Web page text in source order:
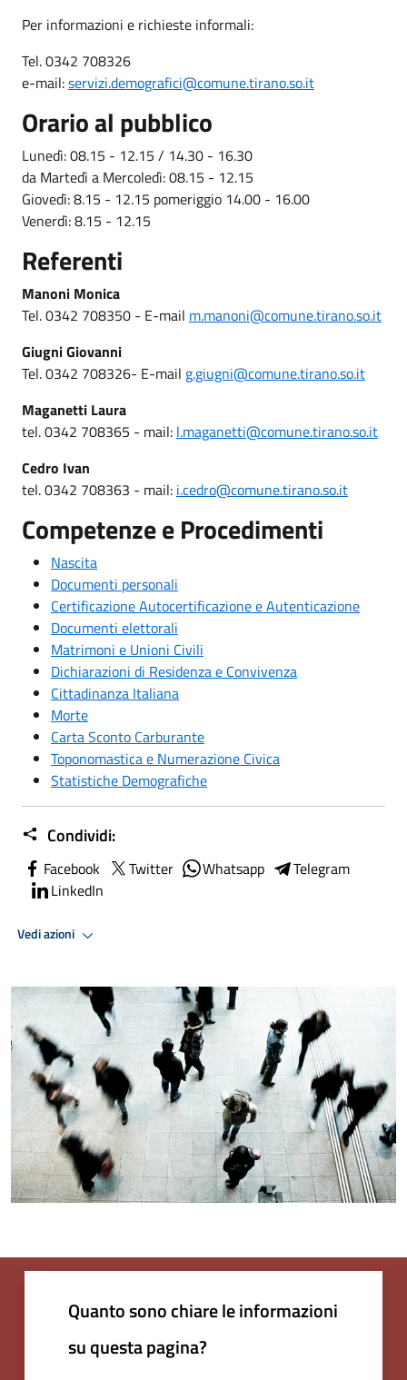
Per informazioni e richieste informali:
Tel. 0342 708326
e-mail:servizi.demografici@comune.tirano.so.it
Orario al pubblico
Lunedì: 08.15 - 12.15 / 14.30 - 16.30
da Martedì a Mercoledì: 08.15 - 12.15
Giovedì: 8.15 - 12.15 pomeriggio 14.00 - 16.00
Venerdì: 8.15 - 12.15
Referenti
Manoni Monica
Tel. 0342 708350 - E-mail m.manoni@comune.tirano.so.it
Giugni Giovanni
Tel. 0342 708326- E-mail g.giugni@comune.tirano.so.it
Maganetti Laura
tel. 0342 708365 - mail: l.maganetti@comune.tirano.so.it
Cedro Ivan
tel. 0342 708363 - mail: i.cedro@comune.tirano.so.it
Competenze e Procedimenti
Nascita
Documenti personali
Certificazione Autocertificazione e Autenticazione
Documenti elettorali
Matrimoni e Unioni Civili
Dichiarazioni di Residenza e Convivenza
Cittadinanza Italiana
Morte
Carta Sconto Carburante
Toponomastica e Numerazione Civica
Statistiche Demografiche
Condividi:
Facebook Twitter Whatsapp
Telegram
LinkedIn
Vedi azioni
Quanto sono chiare le informazioni
su questa pagina?